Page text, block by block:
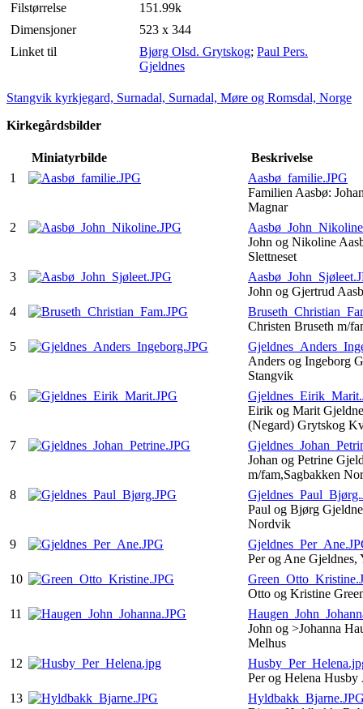
Filstørrelse
151.99k
Dimensjoner
523 x 344
Linket til
Bjørg Olsd. Grytskog; Paul Pers.
Gjeldnes
Stangvik kyrkjegard, Surnadal, Surnadal, Møre og Romsdal, Norge
Kirkegårdsbilder
Miniatyrbilde
Beskrivelse
1
Aasbø_familie.JPG
Familien Aasbø:
Magnar
2
John og Nikoline
Slettneset
3
John og Gjertrud
4
Christen Bruseth m/
5
Anders og Ingeborg
Stangvik
6
Eirik og Marit
(Negard) Grytskog
7
Johan og Petrine
m/fam,Sagbakken
8
Paul og Bjørg
Nordvik
9
Per og Ane
10
Otto og Kristine
11
John og >Johanna
Melhus
12
Per og Helena
13